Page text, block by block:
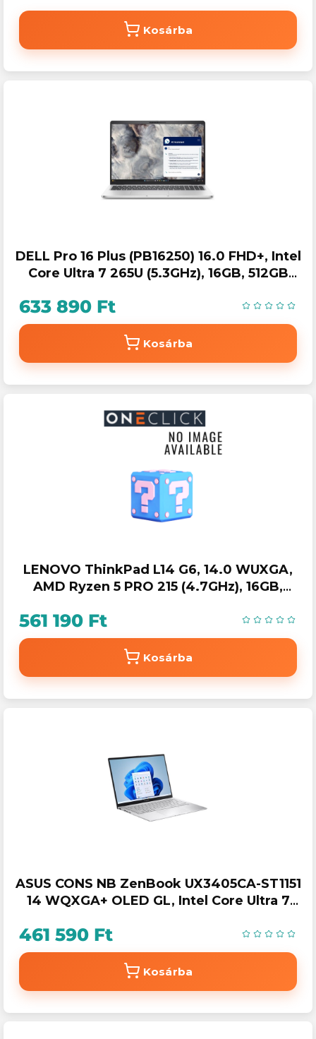
Kosárba
DELL Pro 16 Plus (PB16250) 16.0 FHD+, Intel
Core Ultra 7 265U (5.3GHz), 16GB, 512GB
633 890 Ft
Kosárba
LENOVO ThinkPad L14 G6, 14.0 WUXGA,
AMD Ryzen 5 PRO 215 (4.7GHz), 16GB,
561 190 Ft
Kosárba
ASUS CONS NB ZenBook UX3405CA-ST1151
14 WQXGA+ OLED GL, Intel Core Ultra 7
461 590 Ft
Kosárba